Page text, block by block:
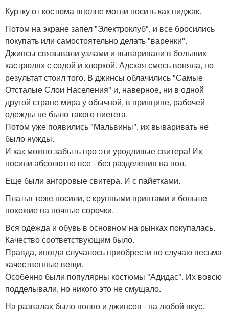
Куртку от костюма вполне могли носить как пиджак.
Потом на экране запел "Электроклуб", и все бросились
покупать или самостоятельно делать "варенки".
Джинсы связывали узлами и вываривали в больших
кастрюлях с содой и хлоркой. Адская смесь воняла, но
результат стоил того. В джинсы облачились "Самые
Отсталые Слои Населения" и, наверное, ни в одной
другой стране мира у обычной, в принципе, рабочей
одежды не было такого пиетета.
Потом уже появились "Мальвины", их вываривать не
было нужды.
И как можно забыть про эти уродливые свитера! Их
носили абсолютно все - без разделения на пол.
Еще были ангоровые свитера. И с пайетками.
Платья тоже носили, с крупными принтами и больше
похожие на ночные сорочки.
Вся одежда и обувь в основном на рынках покупалась.
Качество соответствующим было.
Правда, иногда случалось приобрести по случаю весьма
качественные вещи.
Особенно были популярны костюмы "Адидас". Их вовсю
подделывали, но никого это не смущало.
На развалах было полно и джинсов - на любой вкус.